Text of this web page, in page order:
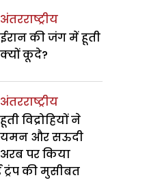
अंतरराष्ट्रीय
ईरान की जंग में हूती
क्यों कूदे?
अंतरराष्ट्रीय
हूती विद्रोहियों ने
यमन और सऊदी
अरब पर किया
की मुसीबत